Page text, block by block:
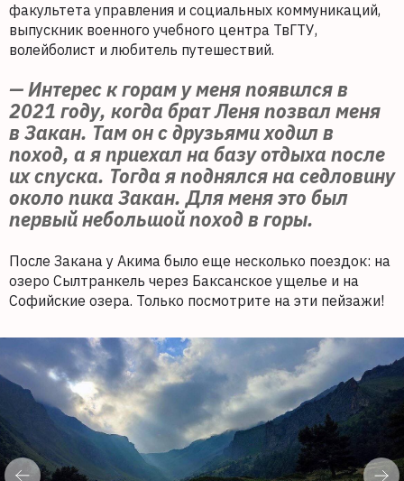
факультета управления и социальных коммуникаций,
выпускник военного учебного центра ТвГТУ,
волейболист и любитель путешествий.
— Интерес к горам у меня появился в
2021 году, когда брат Леня позвал меня
в Закан. Там он с друзьями ходил в
поход, а я приехал на базу отдыха после
их спуска. Тогда я поднялся на седловину
около пика Закан. Для меня это был
первый небольшой поход в горы.
После Закана у Акима было еще несколько поездок: на
озеро Сылтранкель через Баксанское ущелье и на
Софийские озера. Только посмотрите на эти пейзажи!